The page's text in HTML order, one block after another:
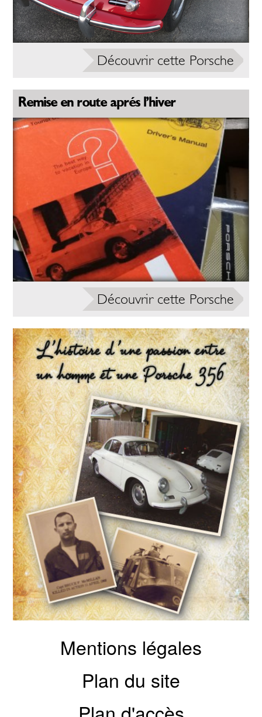
Découvrir cette Porsche
Remise en route aprés l’hiver
Découvrir cette Porsche
Mentions légales
Plan du site